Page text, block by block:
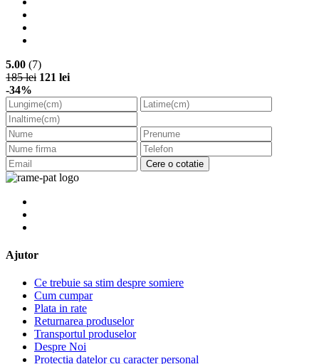
5.00 (7)
185 lei 121 lei
-34%
Cere o cotatie
Ajutor
Ce trebuie sa stim despre somiere
Cum cumpar
Plata in rate
Returnarea produselor
Transportul produselor
Despre Noi
Protectia datelor cu caracter personal